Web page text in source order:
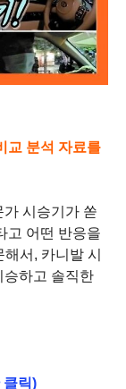
교 분석 자료를
시승기가 쏟
고 어떤 반응을
서, 카니발 시
승하고 솔직한
클릭)